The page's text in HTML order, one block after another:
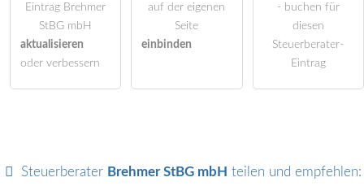
Eintrag Brehmer
StBG mbH
aktualisieren
oder verbessern
auf der eigenen
Seite
einbinden
- buchen für
diesen
Steuerberater-
Eintrag
Steuerberater Brehmer StBG mbH teilen und empfehlen: